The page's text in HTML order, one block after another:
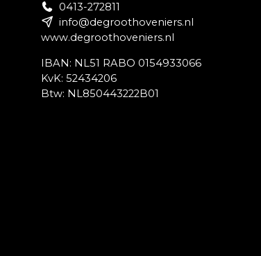
0413-272811
info@degroothoveniers.nl
www.degroothoveniers.nl
IBAN: NL51 RABO 0154933066
KvK: 52434206
Btw: NL850443222B01